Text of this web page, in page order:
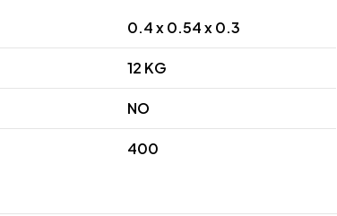
0.4 x 0.54 x 0.3
12 KG
NO
400